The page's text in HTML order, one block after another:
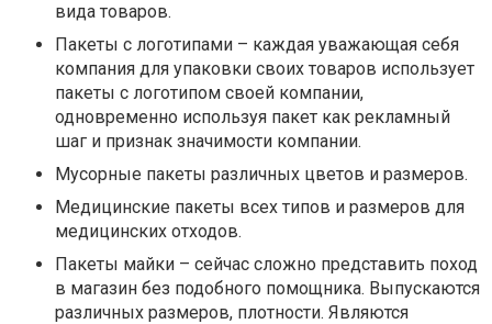
вида товаров.
Пакеты с логотипами – каждая уважающая себя
компания для упаковки своих товаров использует
пакеты с логотипом своей компании,
одновременно используя пакет как рекламный
шаг и признак значимости компании.
Мусорные пакеты различных цветов и размеров.
Медицинские пакеты всех типов и размеров для
медицинских отходов.
Пакеты майки – сейчас сложно представить поход
в магазин без подобного помощника. Выпускаются
различных размеров, плотности. Являются